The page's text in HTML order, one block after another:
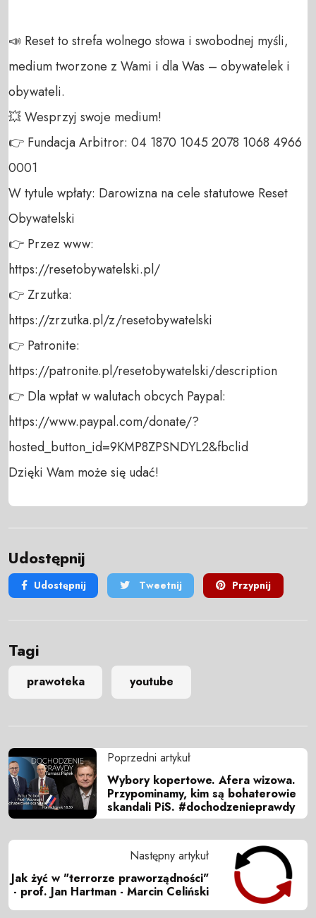
📣 Reset to strefa wolnego słowa i swobodnej myśli,
medium tworzone z Wami i dla Was – obywatelek i
obywateli.
💥 Wesprzyj swoje medium!
👉 Fundacja Arbitror: 04 1870 1045 2078 1068 4966
0001
W tytule wpłaty: Darowizna na cele statutowe Reset
Obywatelski
👉 Przez www:
https://resetobywatelski.pl/
👉 Zrzutka:
https://zrzutka.pl/z/resetobywatelski
👉 Patronite:
https://patronite.pl/resetobywatelski/description
👉 Dla wpłat w walutach obcych Paypal:
https://www.paypal.com/donate/?
hosted_button_id=9KMP8ZPSNDYL2&fbclid
Dzięki Wam może się udać!
Udostępnij
Udostępnij Tweetnij Przypnij
Tagi
prawoteka youtube
Poprzedni artykuł
Wybory kopertowe. Afera wizowa.
Przypominamy, kim są bohaterowie
skandali PiS. #dochodzenieprawdy
Następny artykuł
Jak żyć w "terrorze praworządności"
- prof. Jan Hartman - Marcin Celiński